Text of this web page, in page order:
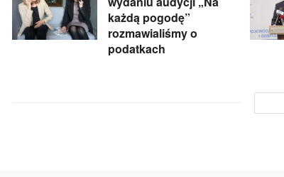
każdą pogodę”
rozmawialiśmy o
podatkach